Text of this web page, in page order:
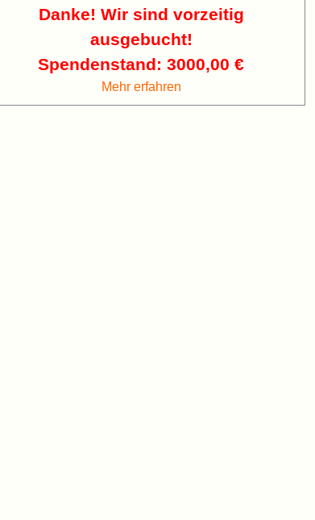
Danke! Wir sind vorzeitig
ausgebucht!
Spendenstand: 3000,00 €
Mehr erfahren